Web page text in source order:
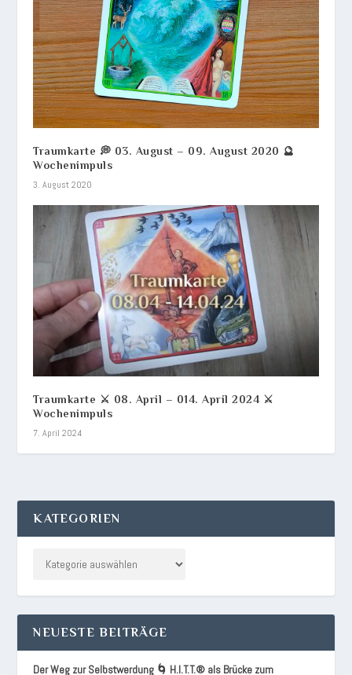
Traumkarte 💭 03. August – 09. August 2020 🔮
Wochenimpuls
3. August 2020
Traumkarte ⚔️ 08. April – 014. April 2024 ⚔️
Wochenimpuls
7. April 2024
KATEGORIEN
NEUESTE BEITRÄGE
Der Weg zur Selbstwerdung 🌀 H.I.T.T.® als Brücke zum